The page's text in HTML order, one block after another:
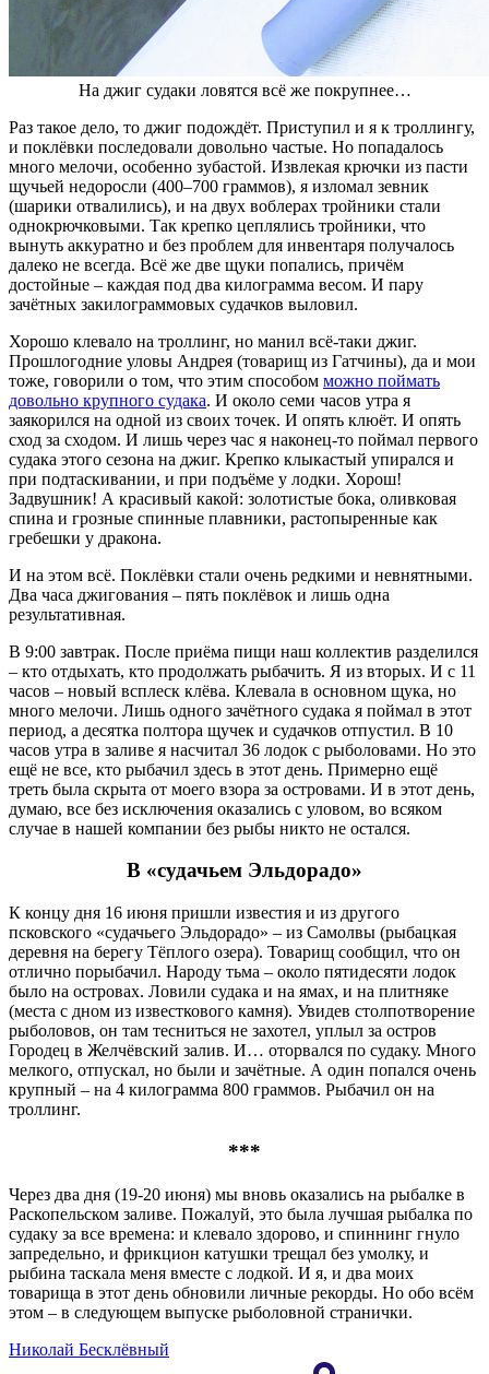
На джиг судаки ловятся всё же покрупнее…
Раз такое дело, то джиг подождёт. Приступил и я к троллингу,
и поклёвки последовали довольно частые. Но попадалось
много мелочи, особенно зубастой. Извлекая крючки из пасти
щучьей недоросли (400–700 граммов), я изломал зевник
(шарики отвалились), и на двух воблерах тройники стали
однокрючковыми. Так крепко цеплялись тройники, что
вынуть аккуратно и без проблем для инвентаря получалось
далеко не всегда. Всё же две щуки попались, причём
достойные – каждая под два килограмма весом. И пару
зачётных закилограммовых судачков выловил.
Хорошо клевало на троллинг, но манил всё-таки джиг.
Прошлогодние уловы Андрея (товарищ из Гатчины), да и мои
тоже, говорили о том, что этим способом можно поймать
довольно крупного судака. И около семи часов утра я
заякорился на одной из своих точек. И опять клюёт. И опять
сход за сходом. И лишь через час я наконец-то поймал первого
судака этого сезона на джиг. Крепко клыкастый упирался и
при подтаскивании, и при подъёме у лодки. Хорош!
Задвушник! А красивый какой: золотистые бока, оливковая
спина и грозные спинные плавники, растопыренные как
гребешки у дракона.
И на этом всё. Поклёвки стали очень редкими и невнятными.
Два часа джигования – пять поклёвок и лишь одна
результативная.
В 9:00 завтрак. После приёма пищи наш коллектив разделился
– кто отдыхать, кто продолжать рыбачить. Я из вторых. И с 11
часов – новый всплеск клёва. Клевала в основном щука, но
много мелочи. Лишь одного зачётного судака я поймал в этот
период, а десятка полтора щучек и судачков отпустил. В 10
часов утра в заливе я насчитал 36 лодок с рыболовами. Но это
ещё не все, кто рыбачил здесь в этот день. Примерно ещё
треть была скрыта от моего взора за островами. И в этот день,
думаю, все без исключения оказались с уловом, во всяком
случае в нашей компании без рыбы никто не остался.
В «судачьем Эльдорадо»
К концу дня 16 июня пришли известия и из другого
псковского «судачьего Эльдорадо» – из Самолвы (рыбацкая
деревня на берегу Тёплого озера). Товарищ сообщил, что он
отлично порыбачил. Народу тьма – около пятидесяти лодок
было на островах. Ловили судака и на ямах, и на плитняке
(места с дном из известкового камня). Увидев столпотворение
рыболовов, он там тесниться не захотел, уплыл за остров
Городец в Желчёвский залив. И… оторвался по судаку. Много
мелкого, отпускал, но были и зачётные. А один попался очень
крупный – на 4 килограмма 800 граммов. Рыбачил он на
троллинг.
***
Через два дня (19-20 июня) мы вновь оказались на рыбалке в
Раскопельском заливе. Пожалуй, это была лучшая рыбалка по
судаку за все времена: и клевало здорово, и спиннинг гнуло
запредельно, и фрикцион катушки трещал без умолку, и
рыбина таскала меня вместе с лодкой. И я, и два моих
товарища в этот день обновили личные рекорды. Но обо всём
этом – в следующем выпуске рыболовной странички.
Николай Бесклёвный